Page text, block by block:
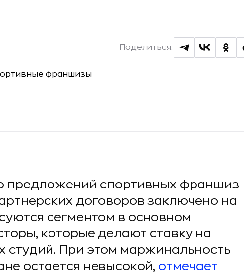
Поделиться:
предложений спортивных франшиз
договоров заключено на
сегментом в основном
которые делают ставку на
студий. При этом маржинальность
остается невысокой, отмечает